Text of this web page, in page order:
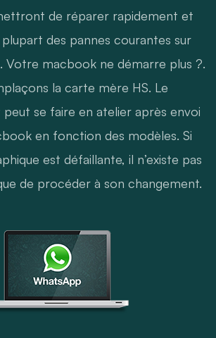
de réparer rapidement et
des pannes courantes sur
macbook ne démarre plus ?.
la carte mère HS. Le
se faire en atelier après envoi
en fonction des modèles. Si
est défaillante, il n’existe pas
de procéder à son changement.